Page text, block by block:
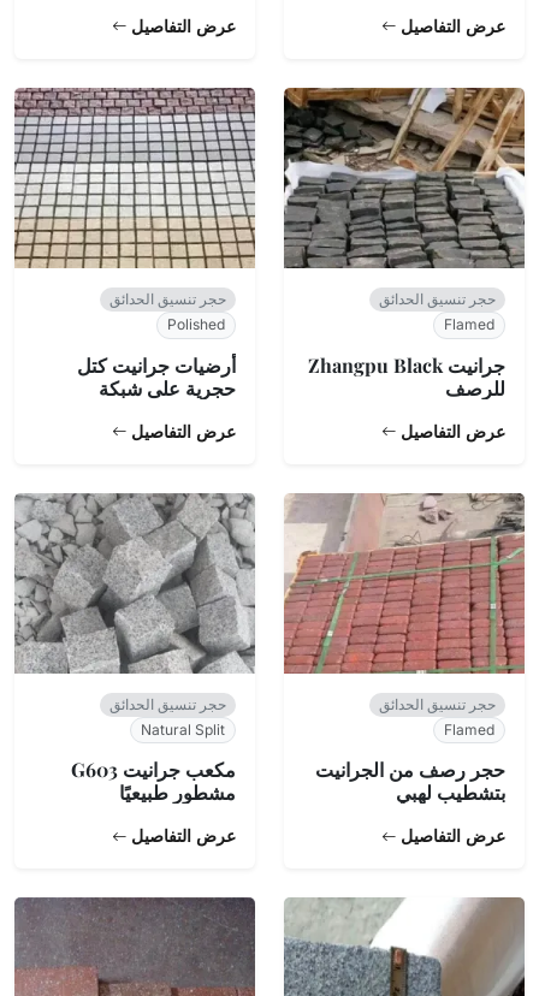
عرض التفاصيل عرض التفاصيل
حجر تنسيق الحدائق
Flamed
جرانيت Zhangpu Black
للرصف
عرض التفاصيل
حجر تنسيق الحدائق
Polished
أرضيات جرانيت كتل
حجرية على شبكة
عرض التفاصيل
حجر تنسيق الحدائق
Flamed
حجر رصف من الجرانيت
بتشطيب لهبي
عرض التفاصيل
حجر تنسيق الحدائق
Natural Split
مكعب جرانيت G603
مشطور طبيعيًا
عرض التفاصيل